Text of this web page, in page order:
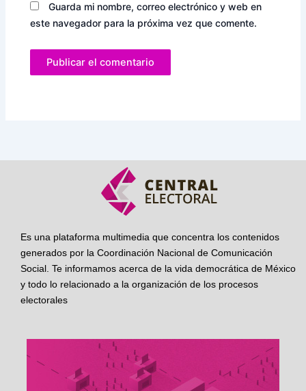
Guarda mi nombre, correo electrónico y web en
este navegador para la próxima vez que comente.
Es una plataforma multimedia que concentra los contenidos
generados por la Coordinación Nacional de Comunicación
Social. Te informamos acerca de la vida democrática de México
y todo lo relacionado a la organización de los procesos
electorales